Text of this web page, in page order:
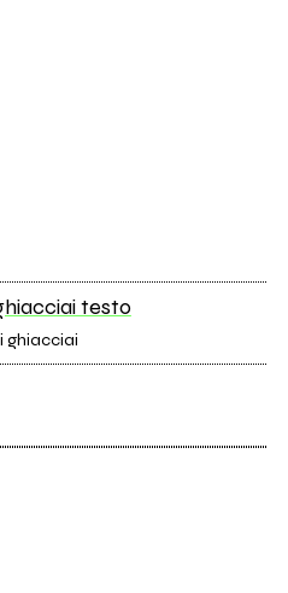
testo
ghiacciai